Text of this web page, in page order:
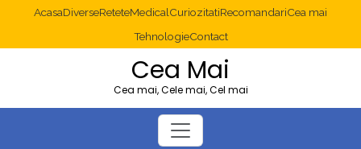
AcasaDiverseReteteMedicalCuriozitatiRecomandariCea mai
TehnologieContact
Cea Mai
Cea mai, Cele mai, Cel mai